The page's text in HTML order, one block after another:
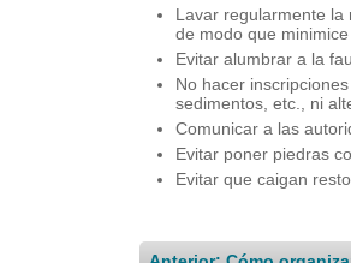
Lavar regularmente la
de modo que
Evitar alumbrar a la
No hacer
sedimentos, etc., ni
Comunicar a las
Evitar poner piedras
Evitar que caigan